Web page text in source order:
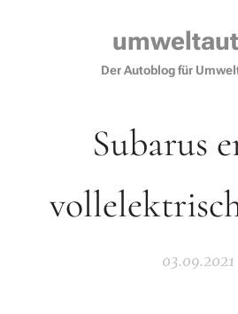
Der Autoblog für
Subarus
03.09.2021